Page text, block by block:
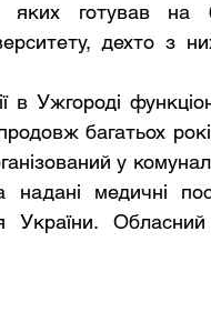
готував на
дехто з
в Ужгороді
багатьох
у
медичні
України.